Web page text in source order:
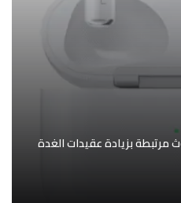
مرتبطة بزيادة عقيدات الغدة